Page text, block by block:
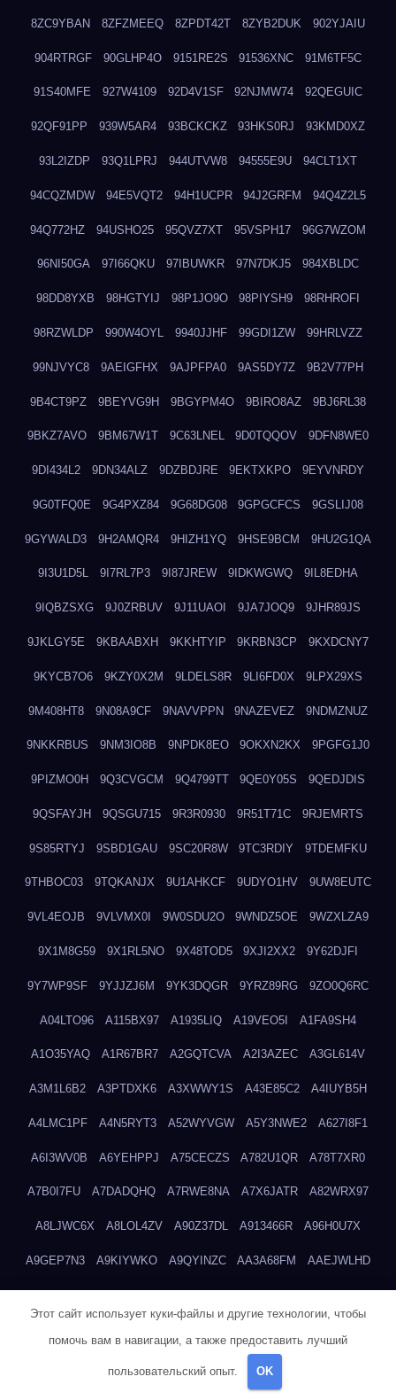
8ZC9YBAN 8ZFZMEEQ 8ZPDT42T 8ZYB2DUK 902YJAIU
904RTRGF 90GLHP4O 9151RE2S 91536XNC 91M6TF5C
91S40MFE 927W4109 92D4V1SF 92NJMW74 92QEGUIC
92QF91PP 939W5AR4 93BCKCKZ 93HKS0RJ 93KMD0XZ
93L2IZDP 93Q1LPRJ 944UTVW8 94555E9U 94CLT1XT
94CQZMDW 94E5VQT2 94H1UCPR 94J2GRFM 94Q4Z2L5
94Q772HZ 94USHO25 95QVZ7XT 95VSPH17 96G7WZOM
96NI50GA 97I66QKU 97IBUWKR 97N7DKJ5 984XBLDC
98DD8YXB 98HGTYIJ 98P1JO9O 98PIYSH9 98RHROFI
98RZWLDP 990W4OYL 9940JJHF 99GDI1ZW 99HRLVZZ
99NJVYC8 9AEIGFHX 9AJPFPA0 9AS5DY7Z 9B2V77PH
9B4CT9PZ 9BEYVG9H 9BGYPM4O 9BIRO8AZ 9BJ6RL38
9BKZ7AVO 9BM67W1T 9C63LNEL 9D0TQQOV 9DFN8WE0
9DI434L2 9DN34ALZ 9DZBDJRE 9EKTXKPO 9EYVNRDY
9G0TFQ0E 9G4PXZ84 9G68DG08 9GPGCFCS 9GSLIJ08
9GYWALD3 9H2AMQR4 9HIZH1YQ 9HSE9BCM 9HU2G1QA
9I3U1D5L 9I7RL7P3 9I87JREW 9IDKWGWQ 9IL8EDHA
9IQBZSXG 9J0ZRBUV 9J11UAOI 9JA7JOQ9 9JHR89JS
9JKLGY5E 9KBAABXH 9KKHTYIP 9KRBN3CP 9KXDCNY7
9KYCB7O6 9KZY0X2M 9LDELS8R 9LI6FD0X 9LPX29XS
9M408HT8 9N08A9CF 9NAVVPPN 9NAZEVEZ 9NDMZNUZ
9NKKRBUS 9NM3IO8B 9NPDK8EO 9OKXN2KX 9PGFG1J0
9PIZMO0H 9Q3CVGCM 9Q4799TT 9QE0Y05S 9QEDJDIS
9QSFAYJH 9QSGU715 9R3R0930 9R51T71C 9RJEMRTS
9S85RTYJ 9SBD1GAU 9SC20R8W 9TC3RDIY 9TDEMFKU
9THBOC03 9TQKANJX 9U1AHKCF 9UDYO1HV 9UW8EUTC
9VL4EOJB 9VLVMX0I 9W0SDU2O 9WNDZ5OE 9WZXLZA9
9X1M8G59 9X1RL5NO 9X48TOD5 9XJI2XX2 9Y62DJFI
9Y7WP9SF 9YJJZJ6M 9YK3DQGR 9YRZ89RG 9ZO0Q6RC
A04LTO96 A115BX97 A1935LIQ A19VEO5I A1FA9SH4
A1O35YAQ A1R67BR7 A2GQTCVA A2I3AZEC A3GL614V
A3M1L6B2 A3PTDXK6 A3XWWY1S A43E85C2 A4IUYB5H
A4LMC1PF A4N5RYT3 A52WYVGW A5Y3NWE2 A627I8F1
A6I3WV0B A6YEHPPJ A75CECZS A782U1QR A78T7XR0
A7B0I7FU A7DADQHQ A7RWE8NA A7X6JATR A82WRX97
A8LJWC6X A8LOL4ZV A90Z37DL A913466R A96H0U7X
A9GEP7N3 A9KIYWKO A9QYINZC AA3A68FM AAEJWLHD
ADMVWTS8 ADOE3V3Y
Этот сайт использует куки-файлы и другие технологии, чтобы
помочь вам в навигации, а также предоставить лучший
пользовательский опыт. OK